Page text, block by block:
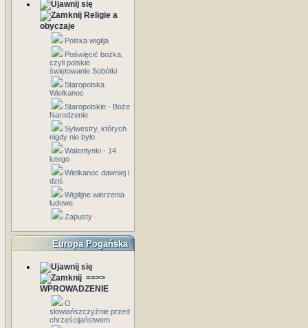
Religie a
obyczaje
Polska wigilja
Poświęcić bożka,
czyli polskie
świętowanie Sobótki
Staropolska
Wielkanoc
Staropolskie - Boże
Narodzenie
Sylwestry, których
nigdy nie było
Walentynki - 14
lutego
Wielkanoc dawniej i
dziś
Wigilijne wierzenia
ludowe
Zapusty
Europa Pogańska
==>>
WPROWADZENIE
O
słowiańszczyźnie przed
chrześcijaństwem